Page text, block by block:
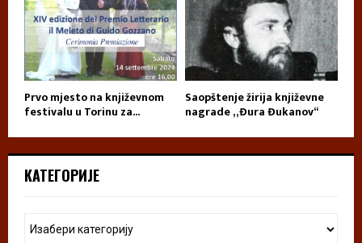
Prvo mjesto na književnom
festivalu u Torinu za...
Saopštenje žirija književne
nagrade „Đura Đukanov“
КАТЕГОРИЈЕ